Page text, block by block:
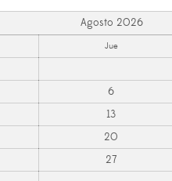
Agosto 2026
Jue
6
13
20
27